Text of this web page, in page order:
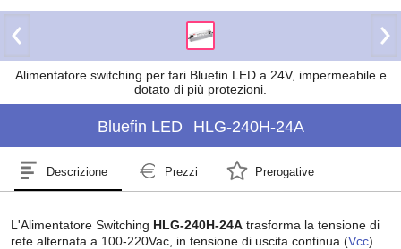
Alimentatore switching per fari Bluefin LED a 24V, impermeabile e
dotato di più protezioni.
Bluefin LED HLG-240H-24A
Descrizione Prezzi Prerogative
L'Alimentatore Switching HLG-240H-24A trasforma la tensione di
rete alternata a 100-220Vac, in tensione di uscita continua (Vcc)